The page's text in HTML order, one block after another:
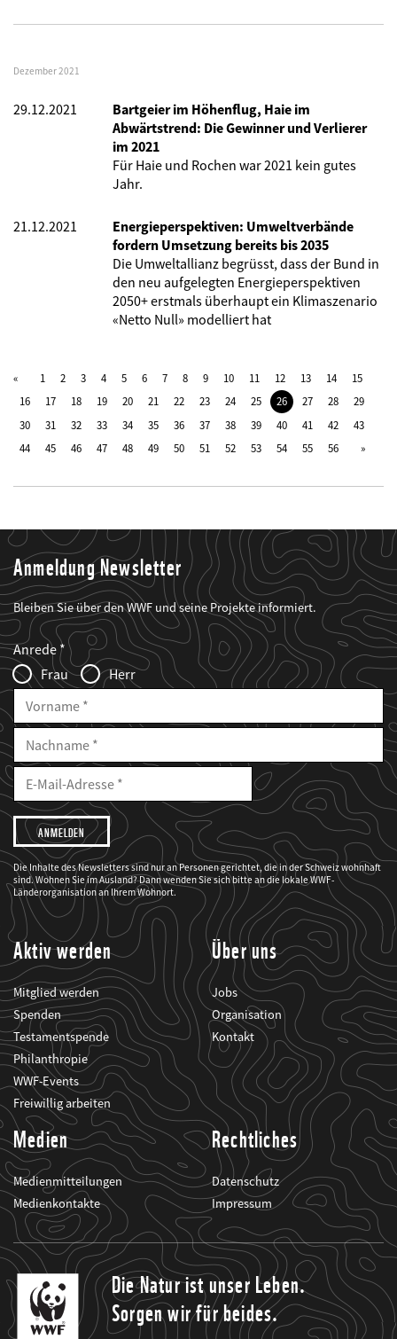
Dezember 2021
29.12.2021
Bartgeier im Höhenflug, Haie im
Abwärtstrend: Die Gewinner und Verlierer
im 2021
Für Haie und Rochen war 2021 kein gutes
Jahr.
21.12.2021
Energieperspektiven: Umweltverbände
fordern Umsetzung bereits bis 2035
Die Umweltallianz begrüsst, dass der Bund in
den neu aufgelegten Energieperspektiven
2050+ erstmals überhaupt ein Klimaszenario
«Netto Null» modelliert hat
1 2 3 4 5 6 7 8 9 10 11 12 13 14
15
16
17 18 19 20 21 22 23 24 25 26 27 28
29
30
31 32 33 34 35 36 37 38 39 40 41 42
43
44
45 46 47 48 49 50 51 52 53 54 55 56
Anmeldung Newsletter
Bleiben Sie über den WWF und seine Projekte informiert.
Web2Case
Infofelder
Fieldset
anrede_name
Anrede
Frau
Herr
Vorname
Nachname
E-
Mailadresse
E-
Adresse
Ich
möchte,
dass
der
WWF
mich
über
seine
Projekte
informiert.
Die Inhalte des Newsletters sind nur an Personen gerichtet, die in der Schweiz wohnhaft
sind. Wohnen Sie im Ausland? Dann wenden Sie sich bitte an die lokale WWF-
Länderorganisation an Ihrem Wohnort.
Aktiv werden
Mitglied werden
Spenden
Testamentspende
Philanthropie
WWF-Events
Freiwillig arbeiten
Über uns
Jobs
Organisation
Kontakt
Medien
Medienmitteilungen
Medienkontakte
Rechtliches
Datenschutz
Impressum
Die Natur ist unser Leben.
Sorgen wir für beides.